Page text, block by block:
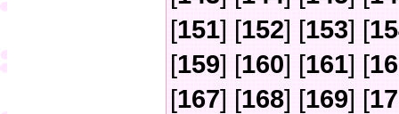
[151] [152] [153] [
[159] [160] [161] [
[167] [168] [169] [